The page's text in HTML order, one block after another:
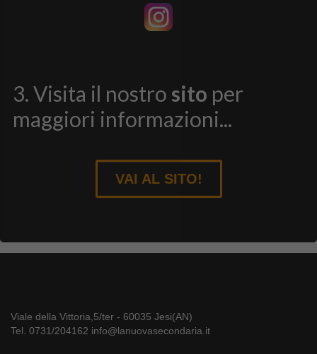
3. Visita il nostro sito per
maggiori informazioni...
VAI AL SITO!
Viale della Vittoria,5/ter - 60035 Jesi(AN)
Tel. 0731/204162 info@lanuovasecondaria.it